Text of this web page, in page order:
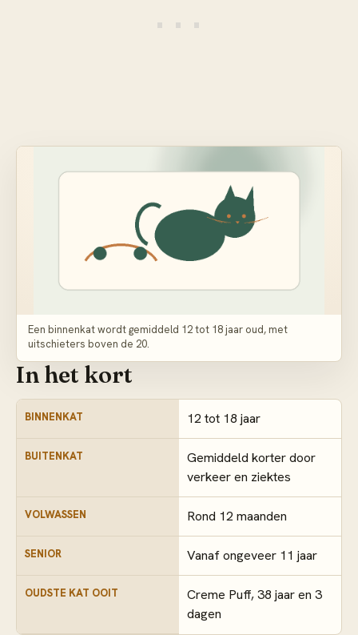
Een binnenkat wordt gemiddeld 12 tot 18 jaar oud, met
uitschieters boven de 20.
In het kort
BINNENKAT 12 tot 18 jaar
BUITENKAT
Gemiddeld korter door
verkeer en ziektes
VOLWASSEN Rond 12 maanden
SENIOR Vanaf ongeveer 11 jaar
OUDSTE KAT OOIT
Creme Puff, 38 jaar en 3
dagen